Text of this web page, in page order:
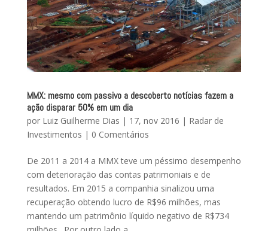
MMX: mesmo com passivo a descoberto notícias fazem a
ação disparar 50% em um dia
por Luiz Guilherme Dias | 17, nov 2016 | Radar de
Investimentos | 0 Comentários
De 2011 a 2014 a MMX teve um péssimo desempenho
com deterioração das contas patrimoniais e de
resultados. Em 2015 a companhia sinalizou uma
recuperação obtendo lucro de R$96 milhões, mas
mantendo um patrimônio líquido negativo de R$734